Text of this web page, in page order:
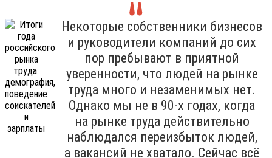
Некоторые собственники бизнесов
и руководители компаний до сих
пор пребывают в приятной
уверенности, что людей на рынке
труда много и незаменимых нет.
Однако мы не в 90-х годах, когда
на рынке труда действительно
наблюдался переизбыток людей,
а вакансий не хватало. Сейчас всё